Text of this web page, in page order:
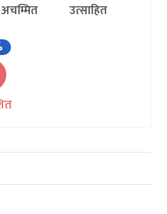
अचम्मित
उत्साहित